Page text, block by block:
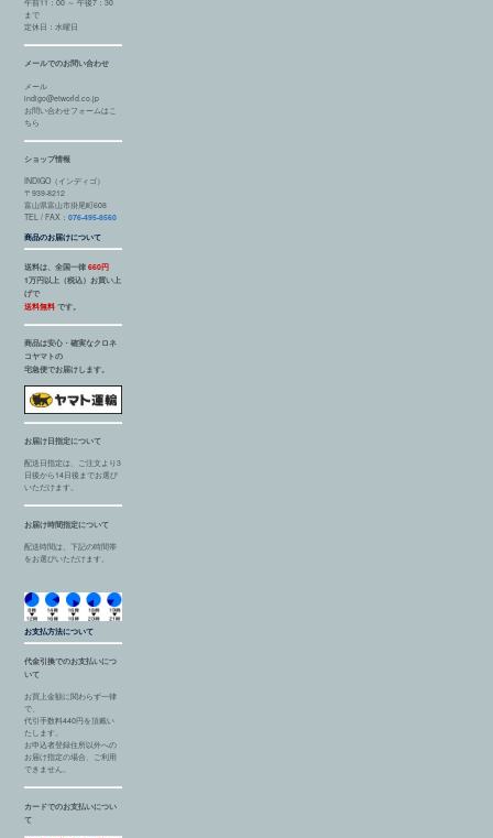
まで
定休日：水曜日
メールでのお問い合わせ
メール
indigo@etworld.co.jp
お問い合わせフォームはこ
ちら
ショップ情報
INDIGO（インディゴ）
〒939-8212
富山県富山市掛尾町608
TEL / FAX：076-495-8560
商品のお届けについて
送料は、全国一律660円
1万円以上（税込）お買い上
げで
送料無料 です。
商品は安心・確実なクロネ
コヤマトの
宅急便でお届けします。
お届け日指定について
配送日指定は、ご注文より3
日後から14日後までお選び
いただけます。
お届け時間指定について
配送時間は、下記の時間帯
をお選びいただけます。
お支払方法について
代金引換でのお支払いにつ
いて
お買上金額に関わらず一律
で、
代引手数料440円を頂戴い
たします。
お申込者登録住所以外への
お届け指定の場合、ご利用
できません。
カードでのお支払いについ
て